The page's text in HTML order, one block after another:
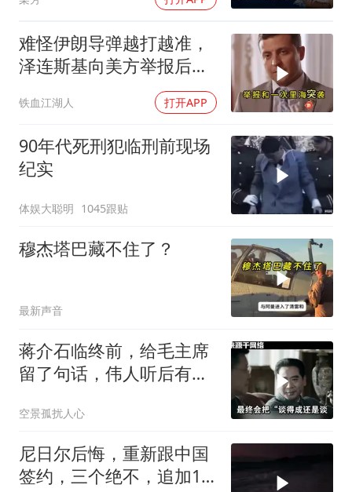
难怪伊朗导弹越打越准，
泽连斯基向美方举报后，
铁血江湖人 打开APP
90年代死刑犯临刑前现场
纪实
体娱大聪明 1045跟贴
穆杰塔巴藏不住了？
最新声音
蒋介石临终前，给毛主席
留了句话，伟人听后有什
空景孤扰人心
尼日尔后悔，重新跟中国
签约，三个绝不，追加10